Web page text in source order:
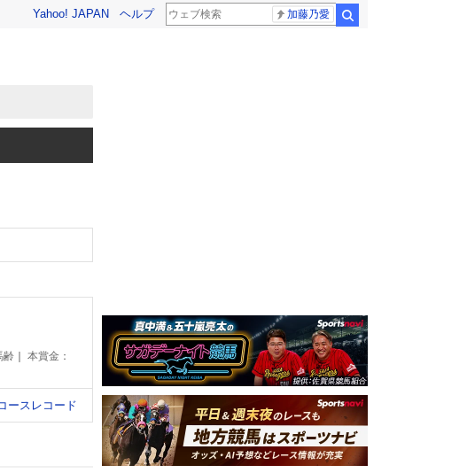
Yahoo! JAPAN ヘルプ 加藤乃愛
齢
本賞金：
ースレコード